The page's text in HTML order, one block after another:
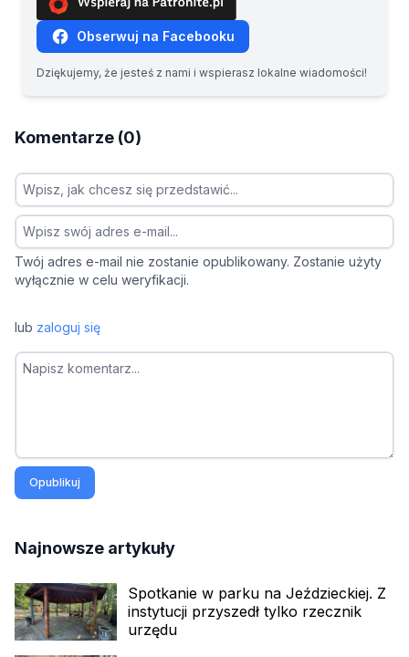
Obserwuj na Facebooku
Dziękujemy, że jesteś z nami i wspierasz lokalne wiadomości!
Komentarze (0)
Twój adres e-mail nie zostanie opublikowany. Zostanie użyty
wyłącznie w celu weryfikacji.
lub zaloguj się
Opublikuj
Najnowsze artykuły
Spotkanie w parku na Jeździeckiej. Z
instytucji przyszedł tylko rzecznik
urzędu